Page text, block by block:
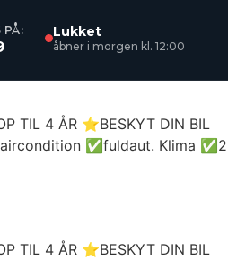
PÅ: Lukket
åbner i morgen kl. 12:00
TIL 4 ÅR ⭐BESKYT DIN BIL
✅fuldaut. Klima ✅2
TIL 4 ÅR ⭐BESKYT DIN BIL